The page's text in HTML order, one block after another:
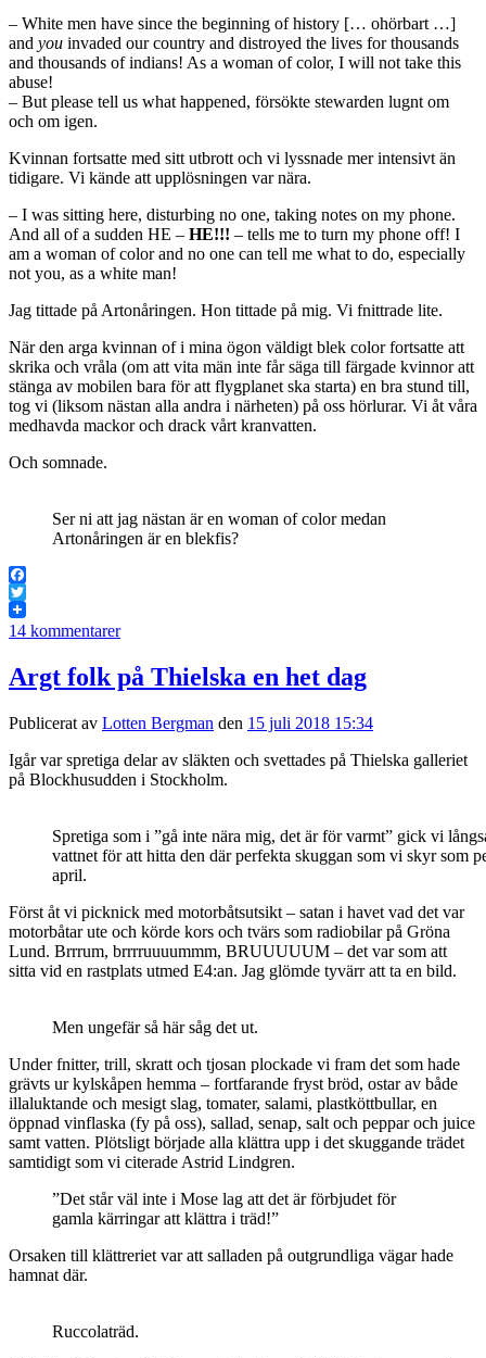
– White men have since the beginning of history [… ohörbart …]
and you invaded our country and distroyed the lives for thousands
and thousands of indians! As a woman of color, I will not take this
abuse!
– But please tell us what happened, försökte stewarden lugnt om
och om igen.
Kvinnan fortsatte med sitt utbrott och vi lyssnade mer intensivt än
tidigare. Vi kände att upplösningen var nära.
– I was sitting here, disturbing no one, taking notes on my phone.
And all of a sudden HE – HE!!! – tells me to turn my phone off! I
am a woman of color and no one can tell me what to do, especially
not you, as a white man!
Jag tittade på Artonåringen. Hon tittade på mig. Vi fnittrade lite.
När den arga kvinnan of i mina ögon väldigt blek color fortsatte att
skrika och vråla (om att vita män inte får säga till färgade kvinnor att
stänga av mobilen bara för att flygplanet ska starta) en bra stund till,
tog vi (liksom nästan alla andra i närheten) på oss hörlurar. Vi åt våra
medhavda mackor och drack vårt kranvatten.
Och somnade.
Ser ni att jag nästan är en woman of color medan
Artonåringen är en blekfis?
Facebook
Twitter
14 kommentarer
Argt folk på Thielska en het dag
Publicerat av Lotten Bergman den 15 juli 2018 15:34
Igår var spretiga delar av släkten och svettades på Thielska galleriet
på Blockhusudden i Stockholm.
Spretiga som i ”gå inte nära mig, det är för varmt” gick vi
vattnet för att hitta den där perfekta skuggan som vi skyr som
april.
Först åt vi picknick med motorbåtsutsikt – satan i havet vad det var
motorbåtar ute och körde kors och tvärs som radiobilar på Gröna
Lund. Brrrum, brrrruuuummm, BRUUUUUM – det var som att
sitta vid en rastplats utmed E4:an. Jag glömde tyvärr att ta en bild.
Men ungefär så här såg det ut.
Under fnitter, trill, skratt och tjosan plockade vi fram det som hade
grävts ur kylskåpen hemma – fortfarande fryst bröd, ostar av både
illaluktande och mesigt slag, tomater, salami, plastköttbullar, en
öppnad vinflaska (fy på oss), sallad, senap, salt och peppar och juice
samt vatten. Plötsligt började alla klättra upp i det skuggande trädet
samtidigt som vi citerade Astrid Lindgren.
”Det står väl inte i Mose lag att det är förbjudet för
gamla kärringar att klättra i träd!”
Orsaken till klättreriet var att salladen på outgrundliga vägar hade
hamnat där.
Ruccolaträd.